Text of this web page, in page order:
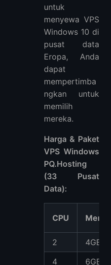
untuk
menyewa VPS
Windows 10 di
pusat data
Eropa, Anda
dapat
mempertimba
ngkan untuk
memilih
mereka.
Harga & Paket
VPS Windows
PQ.Hosting
(33 Pusat
Data):
CPU
2
4GB
4
6GB